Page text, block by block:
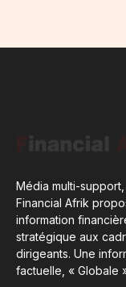
Média multi-support,
Financial Afrik
information
stratégique aux
dirigeants. Une
factuelle, « Globale